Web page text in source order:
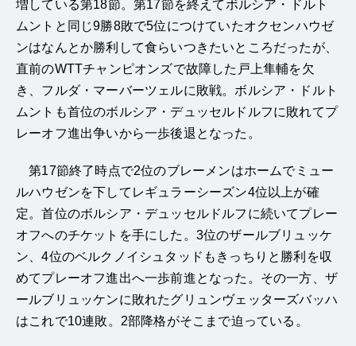
増している第18節。第17節を終えてボルシア・ドルト
ムントと同じ9勝8敗で5位につけていたオクセンハウゼ
ンはなんとか勝利して食らいつきたいところだったが、
直前のWTTチャンピオンズで故障した戸上隼輔を欠
き、フルダ・マーバーツェルに敗戦。ボルシア・ドルト
ムントも首位のボルシア・デュッセルドルフに敗れてプ
レーオフ進出争いから一歩後退となった。
第17節終了時点で2位のブレーメンはホームでミュー
ルハウゼンを下してレギュラーシーズン4位以上が確
定。首位のボルシア・デュッセルドルフに続いてプレー
オフへのチケットを手にした。3位のザールブリュッケ
ン、4位のベルクノイシュタッドもきっちりと勝利を収
めてプレーオフ進出へ一歩前進となった。その一方、ザ
ールブリュッケンに敗れたグリュンヴェッターズバッハ
はこれで10連敗。2部降格がそこまで迫っている。